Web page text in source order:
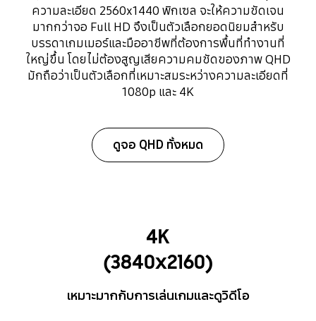
ความละเอียด 2560x1440 พิกเซล จะให้ความชัดเจน
มากกว่าจอ Full HD จึงเป็นตัวเลือกยอดนิยมสำหรับ
บรรดาเกมเมอร์และมืออาชีพที่ต้องการพื้นที่ทำงานที่
ใหญ่ขึ้น โดยไม่ต้องสูญเสียความคมชัดของภาพ QHD
มักถือว่าเป็นตัวเลือกที่เหมาะสมระหว่างความละเอียดที่
1080p และ 4K
ดูจอ QHD ทั้งหมด
4K
(3840x2160)
เหมาะมากกับการเล่นเกมและดูวิดีโอ